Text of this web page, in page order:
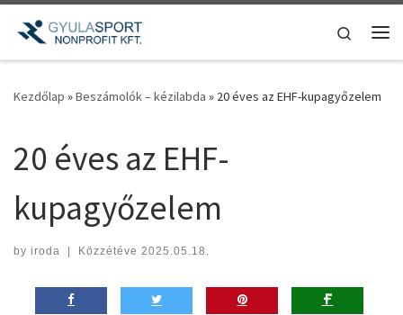
Teljes tartalom megjelenítése
Search
Kezdőlap »Beszámolók – kézilabda » 20 éves az EHF-kupagyőzelem
20 éves az EHF-
kupagyőzelem
by iroda | Közzétéve 2025.05.18.